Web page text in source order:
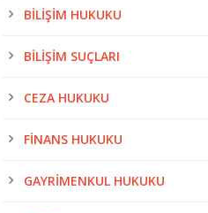
BILIŞIM HUKUKU
BILIŞIM SUÇLARI
CEZA HUKUKU
FINANS HUKUKU
GAYRIMENKUL HUKUKU